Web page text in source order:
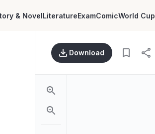
& NovelLiteratureExamComicWorld Cup
Download